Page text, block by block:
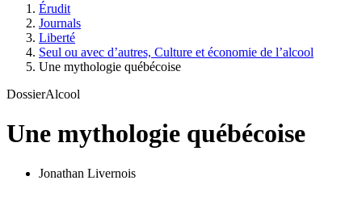
Érudit
Journals
Liberté
Seul ou avec d’autres, Culture et économie de l’alcool
Une mythologie québécoise
DossierAlcool
Une mythologie québécoise
Jonathan Livernois